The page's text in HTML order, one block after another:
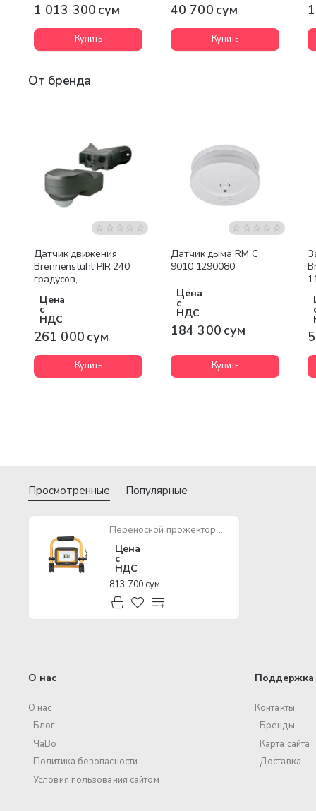
1 013 300 сум
Купить
40 700 сум
Купить
От бренда
Датчик движения
Brennenstuhl PIR 240
градусов,
Цена
с
НДС
261 000 сум
Купить
Датчик дыма RM C
9010 1290080
Цена
с
НДС
184 300 сум
Купить
Просмотренные Популярные
Переносной прожектор Brennenstuhl LED Light JARO, 1000 лм, 10 Вт на аккумуляторах, IP54 1171250135
Цена
с
НДС
813 700 сум
О нас
О нас
Блог
ЧаВо
Политика безопасности
Условия пользования сайтом
Поддержка
Контакты
Бренды
Карта сайта
Доставка